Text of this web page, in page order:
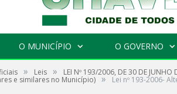
O MUNICÍPIO O GOVERNO
» Leis » LEI Nº 193/2006, DE 30 DE
e similares no Município) » Lei nº 193-2006-